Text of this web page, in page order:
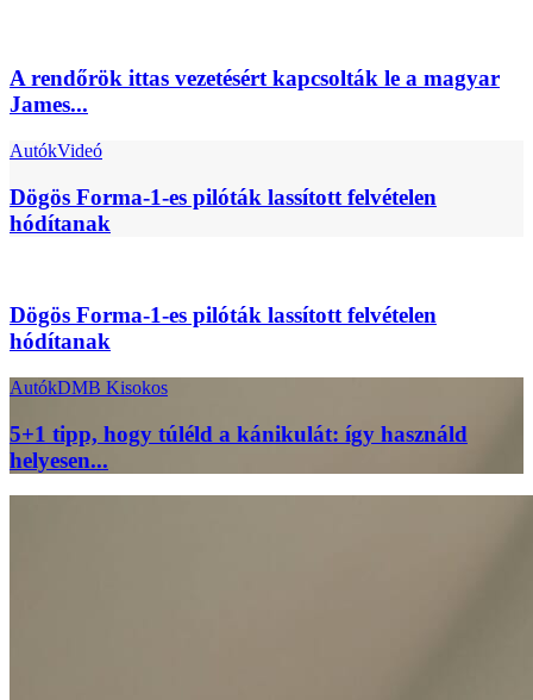
A rendőrök ittas vezetésért kapcsolták le a magyar
James...
AutókVideó
Dögös Forma-1-es pilóták lassított felvételen
hódítanak
Dögös Forma-1-es pilóták lassított felvételen
hódítanak
AutókDMB Kisokos
5+1 tipp, hogy túléld a kánikulát: így használd
helyesen...